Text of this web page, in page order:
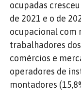
ocupadas
de 2021 e o de
ocupacional com
trabalhadores
comércios e
operadores de
montadores